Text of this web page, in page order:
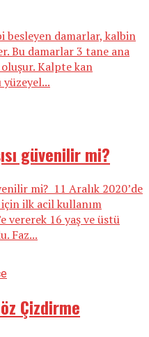
damarlar, kalbin
Bu damarlar 3 tane ana
Kalpte kan
yüzeyel...
güvenilir mi?
mi? 11 Aralık 2020’de
için ilk acil kullanım
vererek 16 yaş ve üstü
Faz...
Çizdirme